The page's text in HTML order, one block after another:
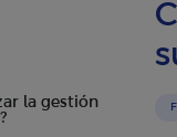
la gestión